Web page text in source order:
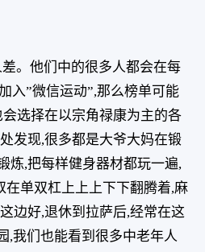
。他们中的很多人都会在每
入”微信运动”,那么榜单可能
选择在以宗角禄康为主的各
发现,很多都是大爷大妈在锻
炼,把每样健身器材都玩一遍,
单双杠上上上下下翻腾着,麻
边好,退休到拉萨后,经常在这
,我们也能看到很多中老年人